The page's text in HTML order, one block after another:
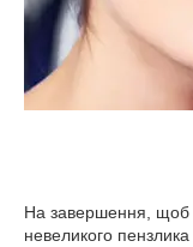
На завершення, щоб
невеликого